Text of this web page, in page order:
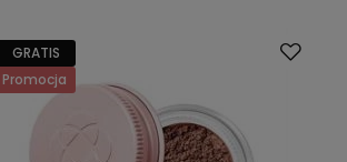
GRATIS
Promocja